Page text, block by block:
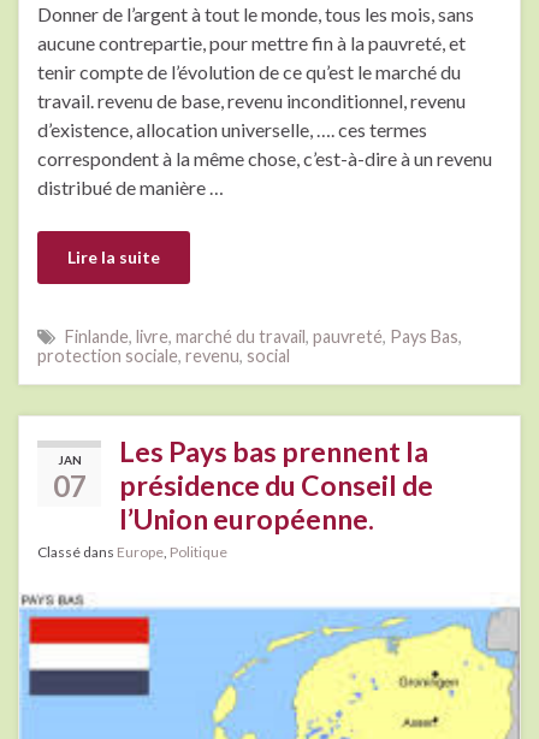
Donner de l’argent à tout le monde, tous les mois, sans
aucune contrepartie, pour mettre fin à la pauvreté, et
tenir compte de l’évolution de ce qu’est le marché du
travail. revenu de base, revenu inconditionnel, revenu
d’existence, allocation universelle, …. ces termes
correspondent à la même chose, c’est-à-dire à un revenu
distribué de manière …
Lire la suite
Finlande, livre, marché du travail, pauvreté, Pays Bas,
protection sociale, revenu, social
JAN
07
Les Pays bas prennent la
présidence du Conseil de
l’Union européenne.
Classé dans Europe Politique